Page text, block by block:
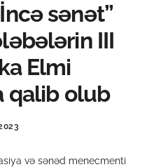
sənət”
III
Elmi
qalib olub
və sənəd menecmenti